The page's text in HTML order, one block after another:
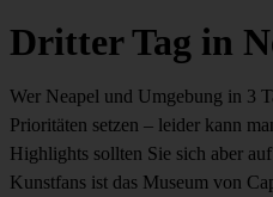
Dritter Tag in
Wer Neapel und Umgebung in 3
Prioritäten setzen – leider kann
Highlights sollten Sie sich aber
Kunstfans ist das Museum von